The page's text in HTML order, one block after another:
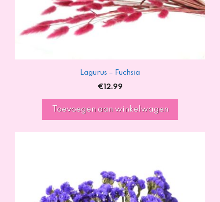
Lagurus – Fuchsia
€ 12.99
Toevoegen aan winkelwagen